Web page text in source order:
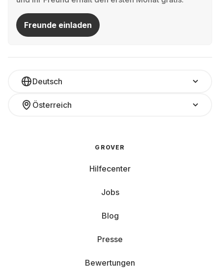
Freunde einladen
Deutsch
Österreich
GROVER
Hilfecenter
Jobs
Blog
Presse
Bewertungen